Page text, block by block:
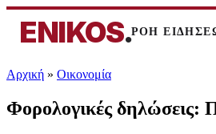
ENIKOS.ΡΟΗ
Αρχική » Oικονομία
Φορολογικές δηλώσεις: